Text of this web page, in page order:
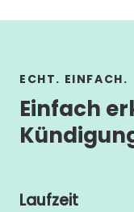
ECHT. EINFACH.
Einfach
Laufzeit